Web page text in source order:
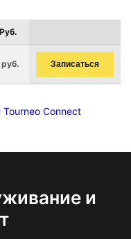
Записаться
Connect
и